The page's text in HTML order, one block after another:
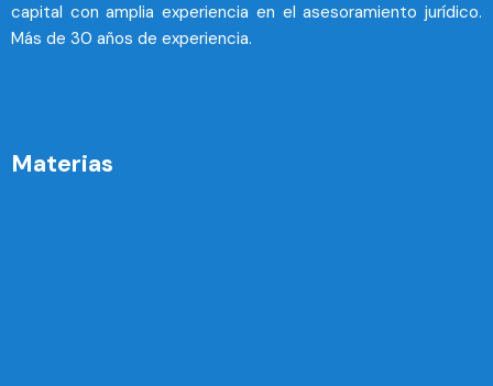
capital con amplia experiencia en el asesoramiento jurídico.
Más de 30 años de experiencia.
Materias